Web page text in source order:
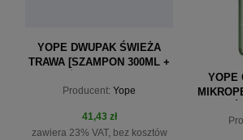
YOPE DWUPAK ŚWIEŻA
TRAWA [SZAMPON 300ML +
Producent: Yope
41,43 zł
zawiera 23% VAT, bez kosztów
YOPE